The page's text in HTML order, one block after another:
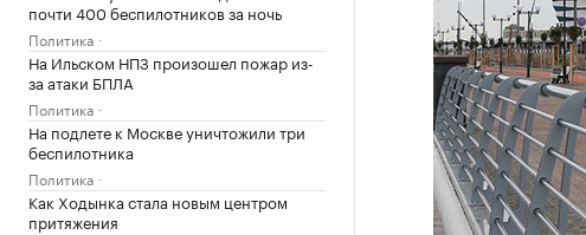
почти 400 беспилотников за ночь
Политика
На Ильском НПЗ произошел пожар из-
за атаки БПЛА
Политика
На подлете к Москве уничтожили три
беспилотника
Политика
Как Ходынка стала новым центром
притяжения